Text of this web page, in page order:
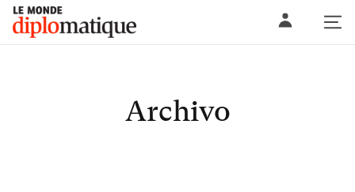
Skip
content
Le monde diplomatique
Archivo